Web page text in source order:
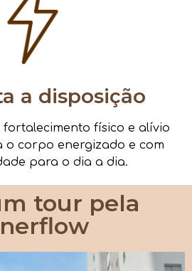
a disposição
físico e alívio
o corpo energizado e com
para o dia a dia.
tour pela